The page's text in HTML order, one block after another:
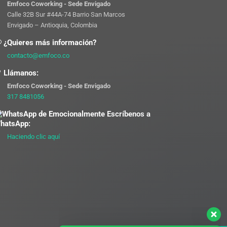
Emfoco Coworking - Sede Envigado
Calle 32B Sur #44A-74 Barrio San Marcos
Envigado – Antioquia, Colombia
¿Quieres más información?
contacto@emfoco.co
Llámanos:
Emfoco Coworking - Sede Envigado
317 8481056
Escríbenos a
Haciendo clic aquí